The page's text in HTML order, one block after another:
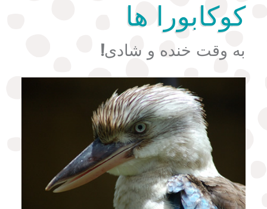
ماجراها
فعالیت ها
کوکابورا ها
به وقت خنده و شادی!